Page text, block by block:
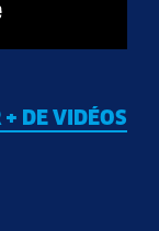
+ DE VIDÉOS